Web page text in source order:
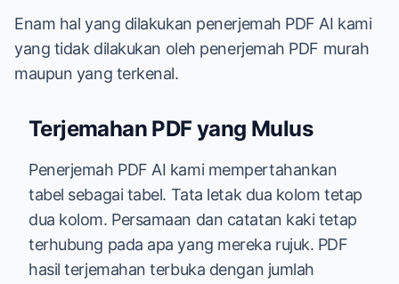
Enam hal yang dilakukan penerjemah PDF AI kami
yang tidak dilakukan oleh penerjemah PDF murah
maupun yang terkenal.
Terjemahan PDF yang Mulus
Penerjemah PDF AI kami mempertahankan
tabel sebagai tabel. Tata letak dua kolom tetap
dua kolom. Persamaan dan catatan kaki tetap
terhubung pada apa yang mereka rujuk. PDF
hasil terjemahan terbuka dengan jumlah